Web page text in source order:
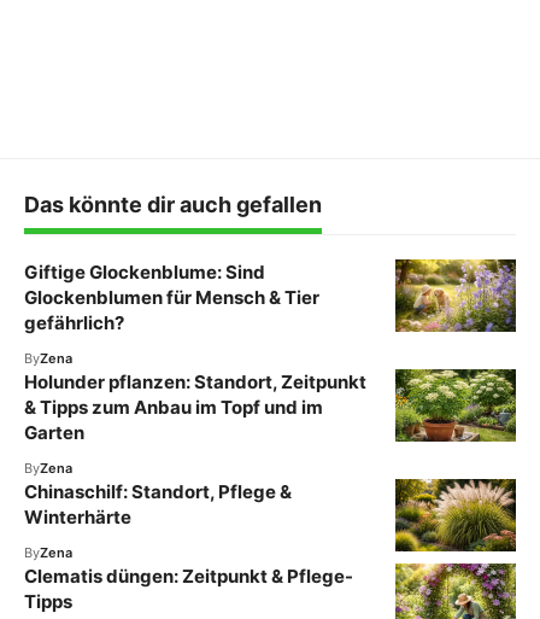
Das könnte dir auch gefallen
Giftige Glockenblume: Sind
Glockenblumen für Mensch & Tier
gefährlich?
ByZena
Holunder pflanzen: Standort, Zeitpunkt
& Tipps zum Anbau im Topf und im
Garten
ByZena
Chinaschilf: Standort, Pflege &
Winterhärte
ByZena
Clematis düngen: Zeitpunkt & Pflege-
Tipps